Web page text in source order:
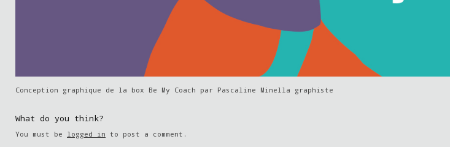
Conception graphique de la box Be My Coach par Pascaline Minella graphiste
What do you think?
You must be logged in to post a comment.